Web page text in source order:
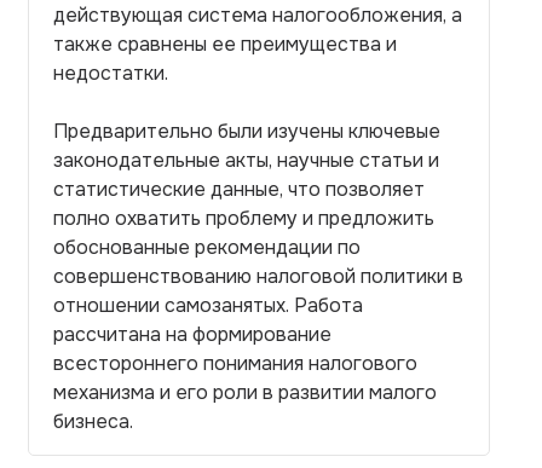
действующая система налогообложения, а
также сравнены ее преимущества и
недостатки.
Предварительно были изучены ключевые
законодательные акты, научные статьи и
статистические данные, что позволяет
полно охватить проблему и предложить
обоснованные рекомендации по
совершенствованию налоговой политики в
отношении самозанятых. Работа
рассчитана на формирование
всестороннего понимания налогового
механизма и его роли в развитии малого
бизнеса.